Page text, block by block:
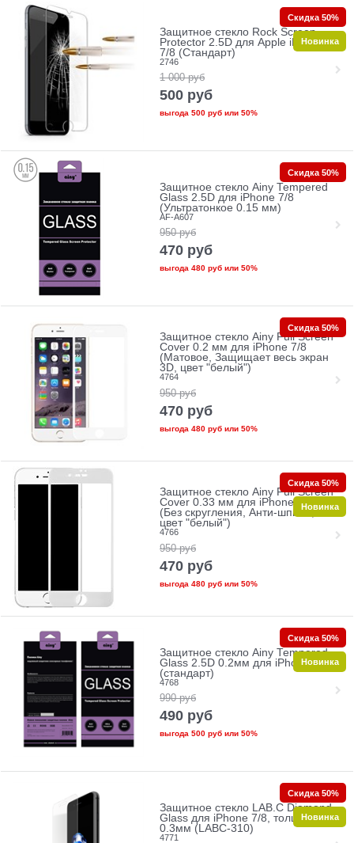
Защитное стекло Rock Screen
Protector 2.5D для Apple iPhone
7/8 (Стандарт)
2746
1 000 руб
500 руб
выгода 500 рубили 50%
Скидка 50%
Новинка
Защитное стекло Ainy Tempered
Glass 2.5D для iPhone 7/8
(Ультратонкое 0.15 мм)
AF-A607
950 руб
470 руб
выгода 480 рубили 50%
Скидка 50%
Защитное стекло Ainy Full Screen
Cover 0.2 мм для iPhone 7/8
(Матовое, Защищает весь экран
3D, цвет "белый")
4764
950 руб
470 руб
выгода 480 рубили 50%
Скидка 50%
Защитное стекло Ainy Full Screen
Cover 0.33 мм для iPhone 7/8
(Без скругления, Анти-шпион,
цвет "белый")
4766
950 руб
470 руб
выгода 480 рубили 50%
Скидка 50%
Новинка
Защитное стекло Ainy Tempered
Glass 2.5D 0.2мм для iPhone 7/8
(стандарт)
4768
990 руб
490 руб
выгода 500 рубили 50%
Скидка 50%
Новинка
Защитное стекло LAB.C Diamond
Glass для iPhone 7/8, толщина
0.3мм (LABC-310)
4771
Скидка 50%
Новинка